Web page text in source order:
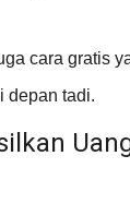
cara gratis
depan tadi.